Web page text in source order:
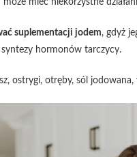
mieć niekorzystne
suplementacji jodem, gdyż
hormonów tarczycy.
ostrygi, otręby, sól